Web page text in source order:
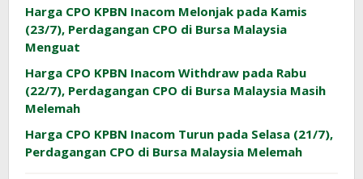
Harga CPO KPBN Inacom Melonjak pada Kamis
(23/7), Perdagangan CPO di Bursa Malaysia
Menguat
Harga CPO KPBN Inacom Withdraw pada Rabu
(22/7), Perdagangan CPO di Bursa Malaysia Masih
Melemah
Harga CPO KPBN Inacom Turun pada Selasa (21/7),
Perdagangan CPO di Bursa Malaysia Melemah